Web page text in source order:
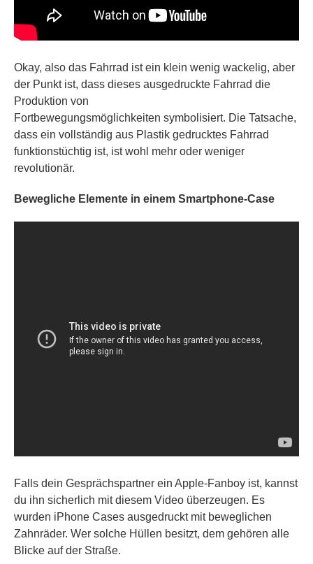
Okay, also das Fahrrad ist ein klein wenig wackelig, aber
der Punkt ist, dass dieses ausgedruckte Fahrrad die
Produktion von
Fortbewegungsmöglichkeiten symbolisiert. Die Tatsache,
dass ein vollständig aus Plastik gedrucktes Fahrrad
funktionstüchtig ist, ist wohl mehr oder weniger
revolutionär.
Bewegliche Elemente in einem Smartphone-Case
Falls dein Gesprächspartner ein Apple-Fanboy ist, kannst
du ihn sicherlich mit diesem Video überzeugen. Es
wurden iPhone Cases ausgedruckt mit beweglichen
Zahnräder. Wer solche Hüllen besitzt, dem gehören alle
Blicke auf der Straße.